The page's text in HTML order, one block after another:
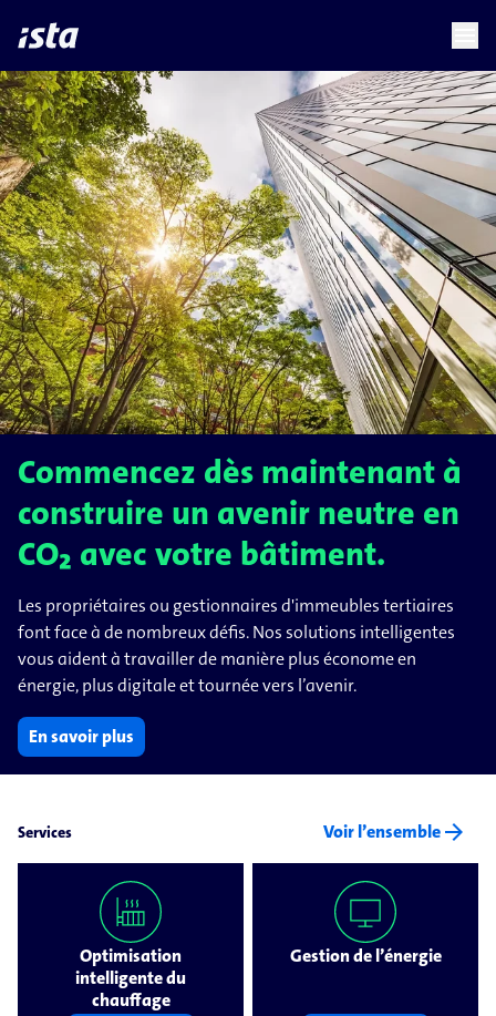
languagechevron_right
Commencez dès maintenant à
construire un avenir neutre en
CO₂ avec votre bâtiment.
Les propriétaires ou gestionnaires d'immeubles tertiaires
font face à de nombreux défis. Nos solutions intelligentes
vous aident à travailler de manière plus économe en
énergie, plus digitale et tournée vers l’avenir.
En savoir plus
Services Voir l’ensemblearrow_forward
Optimisation
intelligente du
chauffage
Gestion de l’énergie